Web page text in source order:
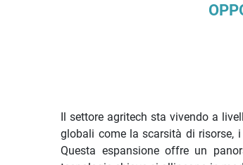
Il settore agritech sta vivendo a
globali come la scarsità di risorse,
Questa espansione offre un